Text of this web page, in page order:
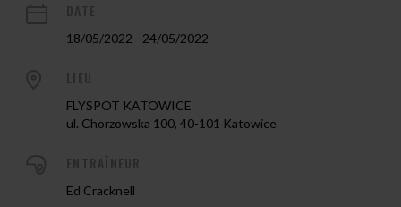
18/05/2022 - 24/05/2022
FLYSPOT KATOWICE
ul. Chorzowska 100, 40-101 Katowice
Ed Cracknell